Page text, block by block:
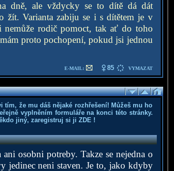
dně, ale vždycky se to dítě dá dát
žít. Varianta zabiju se i s dítětem je v
nemůže rodič pomoct, tak ať do toho
proto pochopení, pokud jsi jednou
E-MAIL: 85 VYMAZAT
tím, že mu dáš nějaké rozhřešení! Můžeš mu ho
vyplněním formuláře na konci této stránky.
jiný, zaregistruj si ji ZDE!
osobni potreby. Takze se nejedna o
jedinec neni staven. Je to, jako kdyby